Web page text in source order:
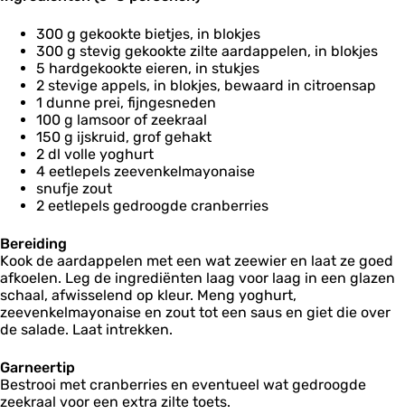
300 g gekookte bietjes, in blokjes
300 g stevig gekookte zilte aardappelen, in blokjes
5 hardgekookte eieren, in stukjes
2 stevige appels, in blokjes, bewaard in citroensap
1 dunne prei, fijngesneden
100 g lamsoor of zeekraal
150 g ijskruid, grof gehakt
2 dl volle yoghurt
4 eetlepels zeevenkelmayonaise
snufje zout
2 eetlepels gedroogde cranberries
Bereiding
Kook de aardappelen met een wat zeewier en laat ze goed
afkoelen. Leg de ingrediënten laag voor laag in een glazen
schaal, afwisselend op kleur. Meng yoghurt,
zeevenkelmayonaise en zout tot een saus en giet die over
de salade. Laat intrekken.
Garneertip
Bestrooi met cranberries en eventueel wat gedroogde
zeekraal voor een extra zilte toets.